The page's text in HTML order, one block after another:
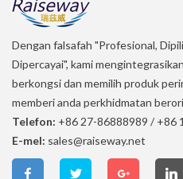
Dengan falsafah "Profesional,
Dipercayai", kami
berkongsi dan memilih produk
memberi anda perkhidmatan
Telefon: +86 27-86888989 / +86
E-mel: sales@raiseway.net